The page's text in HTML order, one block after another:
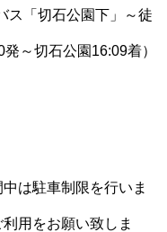
ス「切石公園下」～徒
～切石公園16:09着）
は駐車制限を行いま
用をお願い致しま